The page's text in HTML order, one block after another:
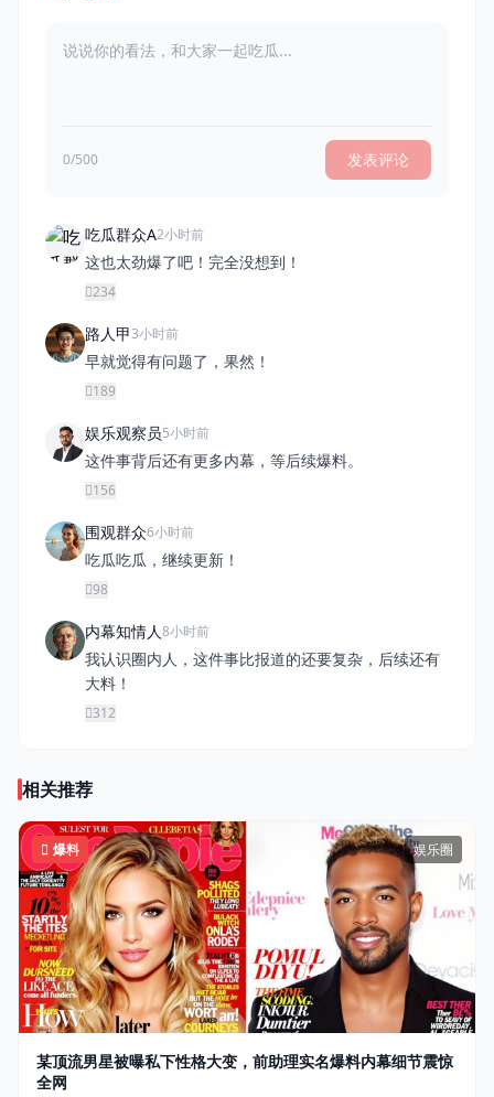
0/500 发表评论
吃瓜群众A2小时前
这也太劲爆了吧！完全没想到！
234
路人甲3小时前
早就觉得有问题了，果然！
189
娱乐观察员5小时前
这件事背后还有更多内幕，等后续爆料。
156
围观群众6小时前
吃瓜吃瓜，继续更新！
98
内幕知情人8小时前
我认识圈内人，这件事比报道的还要复杂，后续还有
大料！
312
相关推荐
爆料 娱乐圈
某顶流男星被曝私下性格大变，前助理实名爆料内幕细节震惊
全网